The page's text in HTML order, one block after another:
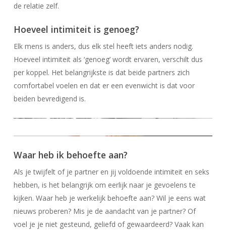
de relatie zelf.
Hoeveel intimiteit is genoeg?
Elk mens is anders, dus elk stel heeft iets anders nodig.
Hoeveel intimiteit als ‘genoeg’ wordt ervaren, verschilt dus
per koppel. Het belangrijkste is dat beide partners zich
comfortabel voelen en dat er een evenwicht is dat voor
beiden bevredigend is.
Waar heb ik behoefte aan?
Als je twijfelt of je partner en jij voldoende intimiteit en seks
hebben, is het belangrijk om eerlijk naar je gevoelens te
kijken. Waar heb je werkelijk behoefte aan? Wil je eens wat
nieuws proberen? Mis je de aandacht van je partner? Of
voel je je niet gesteund, geliefd of gewaardeerd? Vaak kan